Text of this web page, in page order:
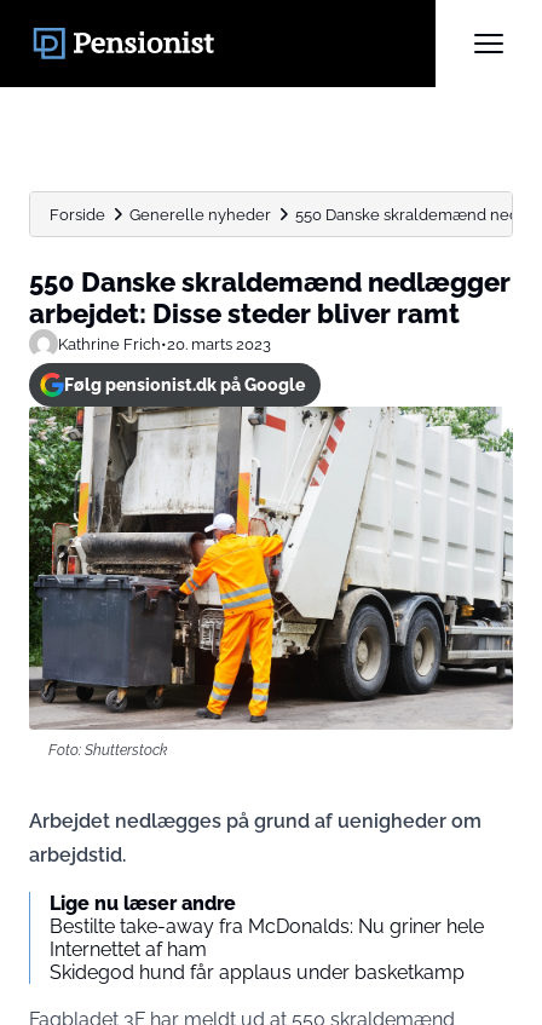
Forside Generelle nyheder 550 Danske skraldemænd
550 Danske skraldemænd nedlægger
arbejdet: Disse steder bliver ramt
Kathrine Frich•20. marts 2023
Følg pensionist.dk på Google
Foto: Shutterstock
Arbejdet nedlægges på grund af uenigheder om
arbejdstid.
Lige nu læser andre
Bestilte take-away fra McDonalds: Nu griner hele
Internettet af ham
Skidegod hund får applaus under basketkamp
Fagbladet 3F har meldt ud at 550 skraldemænd